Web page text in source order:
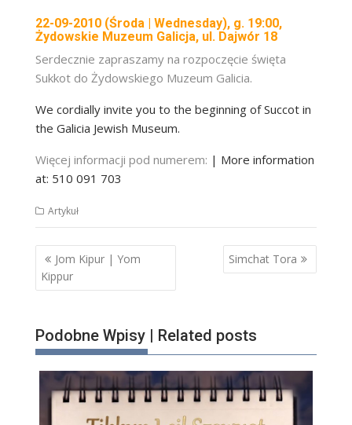
22-09-2010 (Środa | Wednesday), g. 19:00,
Żydowskie Muzeum Galicja, ul. Dajwór 18
Serdecznie zapraszamy na rozpoczęcie święta
Sukkot do Żydowskiego Muzeum Galicia.
We cordially invite you to the beginning of Succot in
the Galicia Jewish Museum.
Więcej informacji pod numerem: | More information
at: 510 091 703
Artykuł
Nawigacja
wpisu
Jom Kipur | Yom
Kippur
Simchat Tora
Podobne Wpisy | Related posts